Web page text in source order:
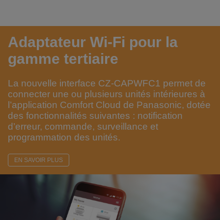
Adaptateur Wi-Fi pour la
gamme tertiaire
La nouvelle interface CZ-CAPWFC1 permet de
connecter une ou plusieurs unités intérieures à
l’application Comfort Cloud de Panasonic, dotée
des fonctionnalités suivantes : notification
d’erreur, commande, surveillance et
programmation des unités.
EN SAVOIR PLUS